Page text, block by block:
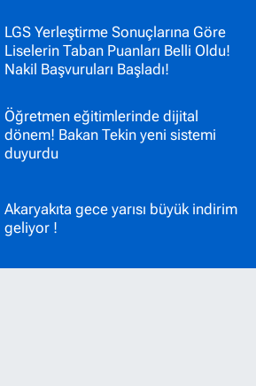
LGS Yerleştirme Sonuçlarına Göre
Liselerin Taban Puanları Belli Oldu!
Nakil Başvuruları Başladı!
Öğretmen eğitimlerinde dijital
dönem! Bakan Tekin yeni sistemi
duyurdu
Akaryakıta gece yarısı büyük indirim
geliyor !